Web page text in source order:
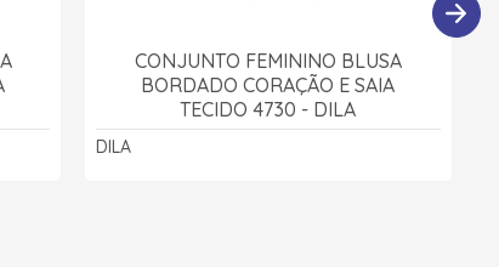
CONJUNTO FEMININO BLUSA
BORDADO CORAÇÃO E SAIA
TECIDO 4730 - DILA
DILA